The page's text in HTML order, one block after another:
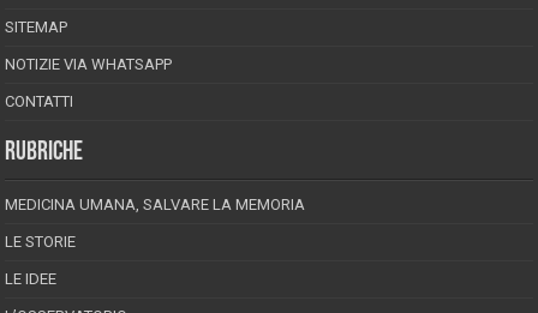
SITEMAP
NOTIZIE VIA WHATSAPP
CONTATTI
RUBRICHE
MEDICINA UMANA, SALVARE LA MEMORIA
LE STORIE
LE IDEE